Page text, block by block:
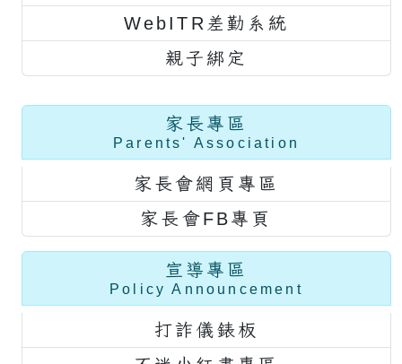
WebITR差勤系統
親子綁定
家長專區
Parents' Association
家長會網頁專區
家長會FB專頁
宣導專區
Policy Announcement
打詐儀錶板